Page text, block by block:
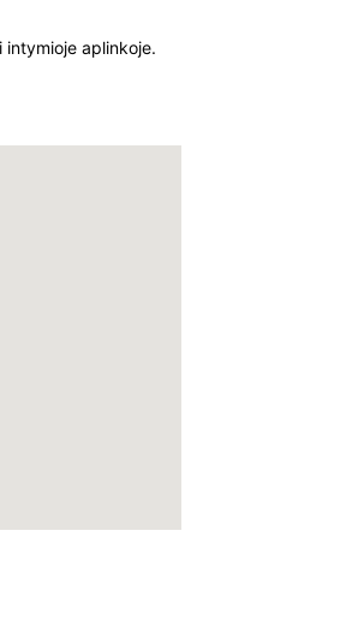
intymioje aplinkoje.